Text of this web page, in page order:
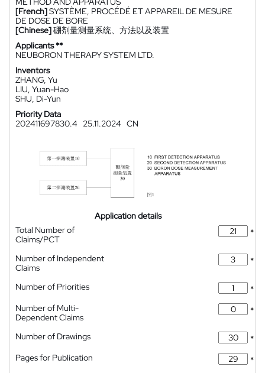
[French]SYSTÈME, PROCÉDÉ ET APPAREIL DE MESURE
DE DOSE DE BORE
[Chinese]硼剂量测量系统、方法以及装置
Applicants **
NEUBORON THERAPY SYSTEM LTD.
Inventors
ZHANG, Yu
LIU, Yuan-Hao
SHU, Di-Yun
Priority Data
202411697830.4
25.11.2024 CN
Application details
Total Number of
Claims/PCT
*
Number of Independent
Claims
*
Number of Priorities
*
Number of Multi-
Dependent Claims
*
Number of Drawings
*
Pages for Publication
*